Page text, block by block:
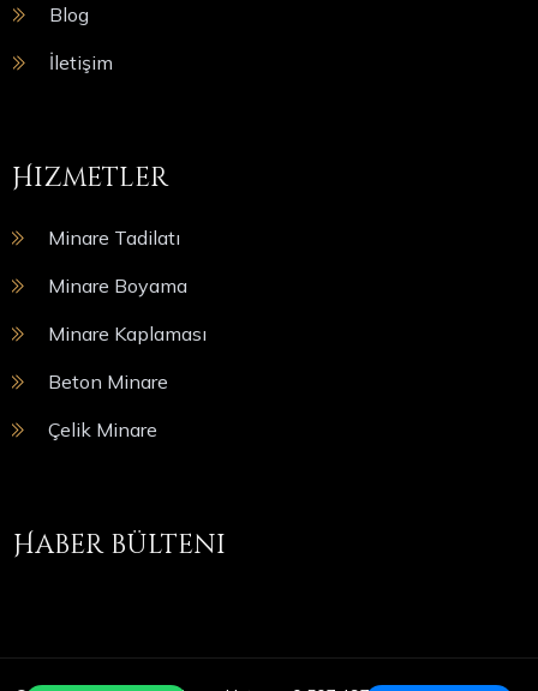
Blog
İletişim
Hizmetler
Minare Tadilatı
Minare Boyama
Minare Kaplaması
Beton Minare
Çelik Minare
Haber bülteni